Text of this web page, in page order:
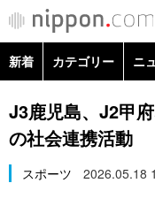
カテゴリー
新着 カテゴリー ニ
政治・外交
経済・ビジネス
J3鹿児島、J2甲
の社会連携活動
スポーツ 2026.05.18